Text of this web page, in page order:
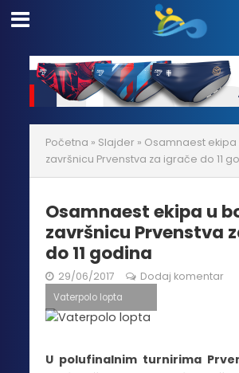
Početna » Slajder » Osamnaest ekipa
završnicu Prvenstva za igrače do 11
Osamnaest ekipa u
završnicu Prvenstva
do 11 godina
29/06/2017 Dodaj komentar
Vaterpolo lopta
U polufinalnim turnirima